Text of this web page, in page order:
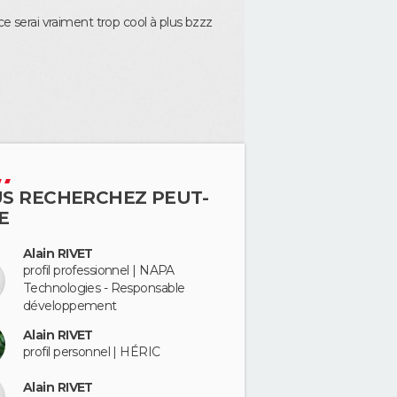
serai vraiment trop cool à plus bzzz
RECHERCHEZ PEUT-
Alain RIVET
profil professionnel | NAPA
Technologies - Responsable
développement
Alain RIVET
profil personnel | HÉRIC
Alain RIVET